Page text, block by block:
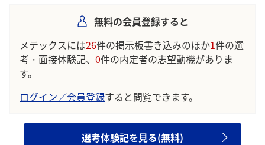
無料の会員登録すると
メテックスには26件の掲示板書き込みのほか1件の選
考・面接体験記、 0件の内定者の志望動機がありま
す。
ログイン／会員登録すると閲覧できます。
選考体験記を見る(無料)